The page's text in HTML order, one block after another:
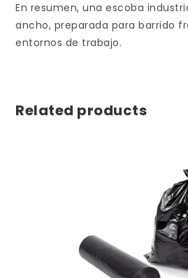
En resumen, una escoba
ancho, preparada para barrido
entornos de trabajo.
Related products